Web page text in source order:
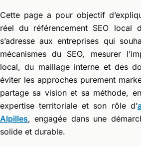
Cette page a pour objectif
réel du référencement SEO local
s’adresse aux entreprises qui
mécanismes du SEO, mesurer
local, du maillage interne et des
éviter les approches purement
partage sa vision et sa méthode,
expertise territoriale et son rôle d’
Alpilles, engagée dans une
solide et durable.